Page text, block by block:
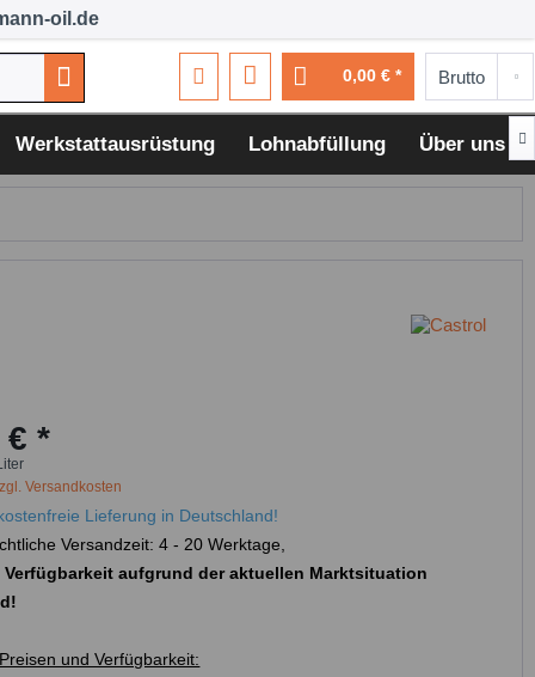
oil.de
0,00 € *
Werkstattausrüstung Lohnabfüllung Über uns 
€ *
Versandkosten
Lieferung in Deutschland!
Versandzeit: 4 - 20 Werktage,
Verfügbarkeit aufgrund der aktuellen Marktsituation
und Verfügbarkeit: